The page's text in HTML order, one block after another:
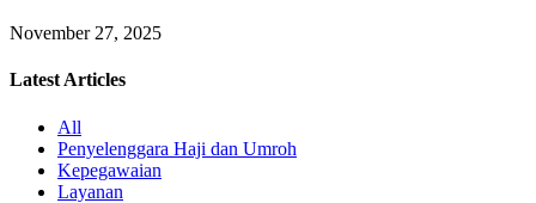
November 27, 2025
Latest Articles
All
Penyelenggara Haji dan Umroh
Kepegawaian
Layanan